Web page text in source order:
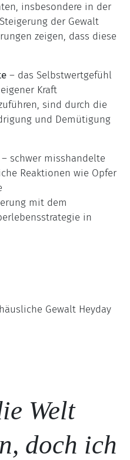
insbesondere in der
der Gewalt
zeigen, dass diese
– das Selbstwertgefühl
Kraft
sind durch die
und Demütigung
– schwer misshandelte
Reaktionen wie Opfer
mit dem
in
Welt
doch ich